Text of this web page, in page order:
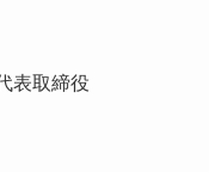
表取締役